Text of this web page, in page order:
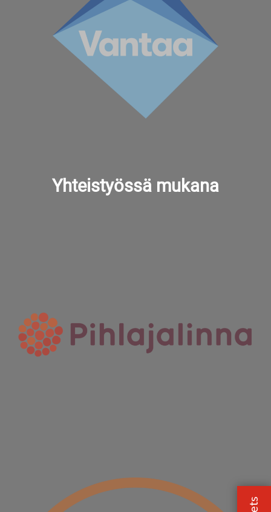
Yhteistyössä mukana